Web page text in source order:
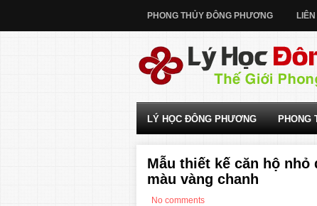
PHONG THỦY ĐÔNG PHƯƠNG
LÝ HỌC ĐÔNG PHƯƠNG PHONG
Mẫu thiết kế căn hộ
màu vàng chanh
No comments